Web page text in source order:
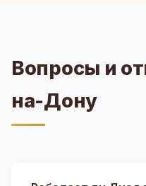
Вопросы и
на-Дону